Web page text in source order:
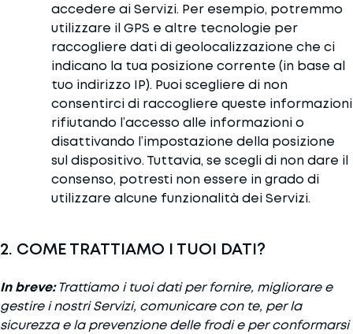
accedere ai Servizi. Per esempio, potremmo
utilizzare il GPS e altre tecnologie per
raccogliere dati di geolocalizzazione che ci
indicano la tua posizione corrente (in base al
tuo indirizzo IP). Puoi scegliere di non
consentirci di raccogliere queste informazioni
rifiutando l’accesso alle informazioni o
disattivando l’impostazione della posizione
sul dispositivo. Tuttavia, se scegli di non dare il
consenso, potresti non essere in grado di
utilizzare alcune funzionalità dei Servizi.
2. COME TRATTIAMO I TUOI DATI?
In breve:Trattiamo i tuoi dati per fornire, migliorare e
gestire i nostri Servizi, comunicare con te, per la
sicurezza e la prevenzione delle frodi e per conformarsi